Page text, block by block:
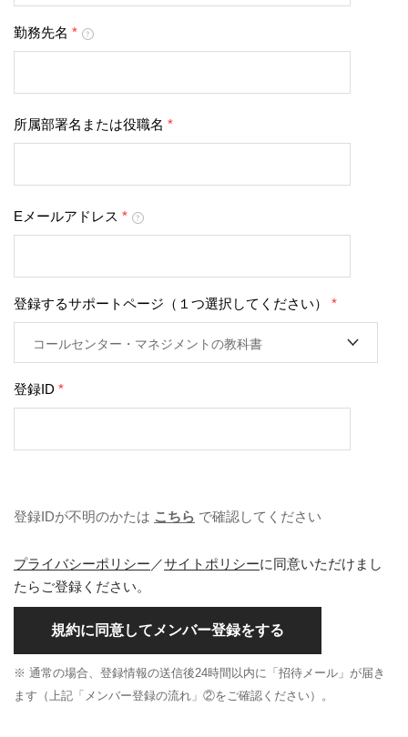
勤務先名 *
所属部署名または役職名 *
Eメールアドレス *
登録するサポートページ（１つ選択してください） *
登録ID *
登録IDが不明のかたは こちら で確認してください
プライバシーポリシー ／サイトポリシーに同意いただけまし
たらご登録ください。
規約に同意してメンバー登録をする
※ 通常の場合、登録情報の送信後24時間以内に「招待メール」が届き
ます（上記「メンバー登録の流れ」②をご確認ください）。